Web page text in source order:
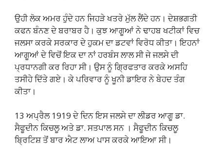
ਉਹੀ ਲੋਕ ਅਮਰ ਹੁੰਦੇ ਹਨ ਜਿਹੜੇ ਖਤਰੇ ਮੁੱਲ ਲੈਂਦੇ ਹਨ। ਦੇਸ਼ਭਗਤੀ
ਕਫਨ ਬੰਨਣ ਦੇ ਬਰਾਬਰ ਹੈ। ਕੁਝ ਆਗੂਆਂ ਨੇ ਢਾਹਬ ਖਟੀਕਾਂ ਵਿਚ
ਜਲਸਾ ਕਰਕੇ ਸਰਕਾਰ ਦੇ ਹੁਕਮ ਦਾ ਡਟਵਾਂ ਵਿਰੋਧ ਕੀਤਾ। ਇਹਨਾਂ
ਆਗੂਆਂ ਦੇ ਵਿਚੋਂ ਇਕ ਦਾ ਨਾਂ ਹਰਬੰਸ ਲਾਲ ਸੀ ਜੇ ਜਲਸੇ ਦੀ
ਪ੍ਰਧਾਨਗੀ ਕਰ ਰਿਹਾ ਸੀ। ਉਸ ਨੂੰ ਗ੍ਰਿਫਤਾਰ ਕਰਕੇ ਅਸਹਿ
ਤਸੀਹੇ ਦਿੱਤੇ ਗਏ। ਕੇ ਪਰਿਵਾਰ ਨੂੰ ਖੂਨੀ ਡਾਇਰ ਨੇ ਬੇਹਦ ਤੰਗ
ਕੀਤਾ।
13 ਅਪ੍ਰੈਲ 1919 ਦੇ ਦਿਨ ਇਸ ਜਲਸੇ ਦਾ ਲੀਡਰ ਆਗੂ ਡਾ.
ਸੈਫੂਦੀਨ ਕਿਚਲੂ ਅਤੇ ਡਾ. ਸਤਪਾਲ ਸਨ । ਸੈਫੂਦੀਨ ਕਿਚਲੂ
ਬ੍ਰਿਟਿਸ਼ ਤੋਂ ਬਾਰ ਐਟ ਲਾਅ ਪਾਸ ਕਰਕੇ ਆਇਆ ਸੀ।